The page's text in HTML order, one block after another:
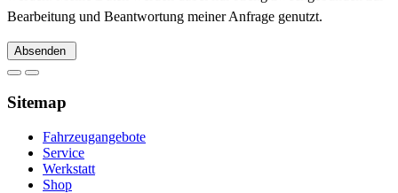
Bearbeitung und Beantwortung meiner Anfrage genutzt.
Absenden
Sitemap
Fahrzeugangebote
Service
Werkstatt
Shop